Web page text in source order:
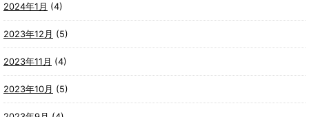
2024年1月 (4)
2023年12月 (5)
2023年11月 (4)
2023年10月 (5)